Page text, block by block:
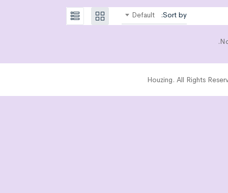
Sort by:
Default